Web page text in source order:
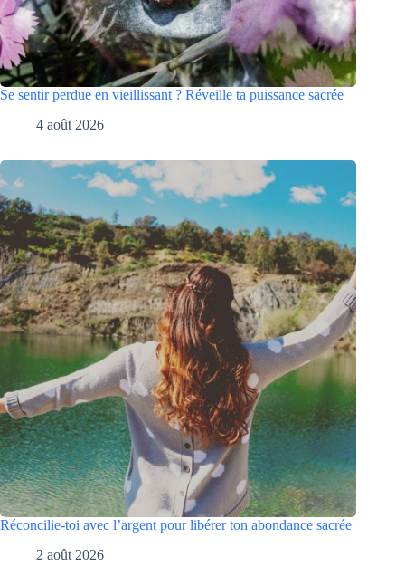
Se sentir perdue en vieillissant ? Réveille ta puissance sacrée
4 août 2026
Réconcilie-toi avec l’argent pour libérer ton abondance sacrée
2 août 2026